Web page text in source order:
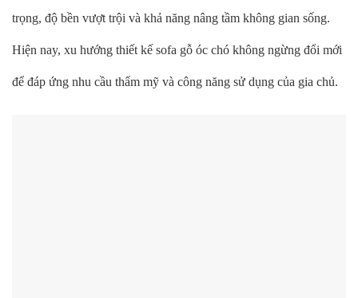
trọng, độ bền vượt trội và khả năng nâng tầm không gian sống.
Hiện nay, xu hướng thiết kế sofa gỗ óc chó không ngừng đổi mới
để đáp ứng nhu cầu thẩm mỹ và công năng sử dụng của gia chủ.